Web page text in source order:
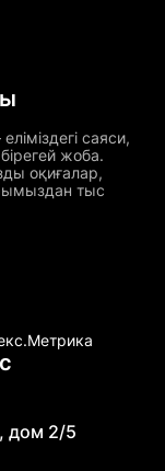
саяси,
жоба.
оқиғалар,
тыс
дом 2/5